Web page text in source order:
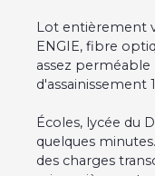
Lot entièrement
ENGIE, fibre
assez perméable
d'assainissement
Écoles, lycée du
quelques
des charges